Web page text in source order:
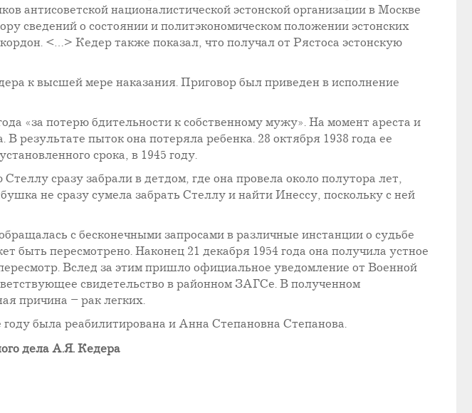
антисоветской националистической эстонской организации в Москве
сведений о состоянии и политэкономическом положении эстонских
<…> Кедер также показал, что получал от Рястоса эстонскую
к высшей мере наказания. Приговор был приведен в исполнение
«за потерю бдительности к собственному мужу». На момент ареста и
пыток она потеряла ребенка. 28 октября 1938 года ее
срока, в 1945 году.
сразу забрали в детдом, где она провела около полутора лет,
не сразу сумела забрать Стеллу и найти Инессу, поскольку с ней
с бесконечными запросами в различные инстанции о судьбе
быть пересмотрено. Наконец 21 декабря 1954 года она получила устное
Вслед за этим пришло официальное уведомление от Военной
свидетельство в районном ЗАГСе. В полученном
причина – рак легких.
была реабилитирована и Анна Степановна Степанова.
дела А.Я. Кедера